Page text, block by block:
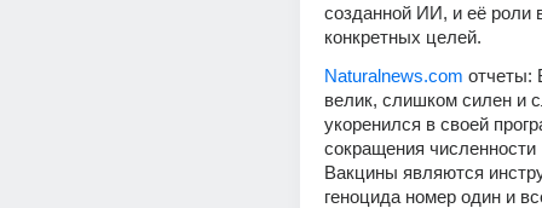
созданной ИИ, и её роли
конкретных целей.
Naturalnews.com
велик, слишком силен и
укоренился в своей
сокращения численности
Вакцины являются
геноцида номер один и